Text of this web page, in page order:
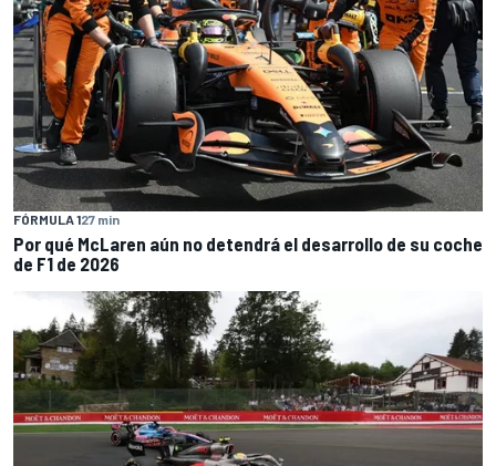
FÓRMULA 127 min
Por qué McLaren aún no detendrá el desarrollo de su coche
de F1 de 2026